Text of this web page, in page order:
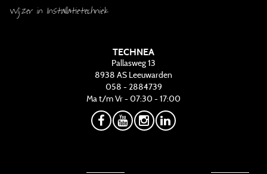
Wijzer in Installatietechniek
TECHNEA
Pallasweg 13
8938 AS Leeuwarden
058 - 2884739
Ma t/m Vr - 07:30 - 17:00